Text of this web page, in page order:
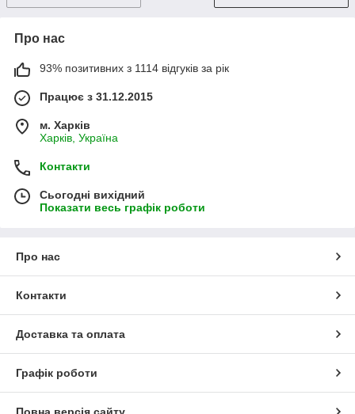
Про нас
93% позитивних з 1114 відгуків за рік
Працює з 31.12.2015
м. Харків
Харків, Україна
Контакти
Сьогодні вихідний
Показати весь графік роботи
Про нас
Контакти
Доставка та оплата
Графік роботи